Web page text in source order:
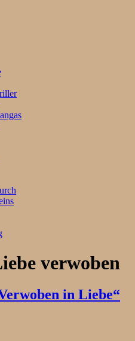
verwoben
in Liebe“